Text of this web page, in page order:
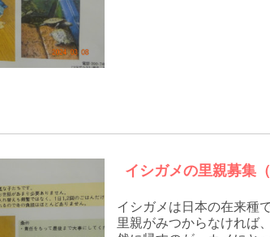
イシガメの里親募集
イシガメは日本の在来種で
里親がみつからなければ